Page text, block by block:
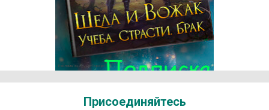
Присоединяйтесь
Реклама 16+ АО «ЛитГород»